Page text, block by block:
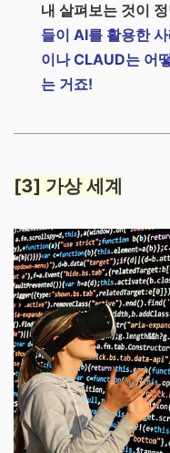
내 살펴보는 것이
들이 AI를 활용한
이나 CLAUD는 어
는 거죠!
[3] 가상 세계